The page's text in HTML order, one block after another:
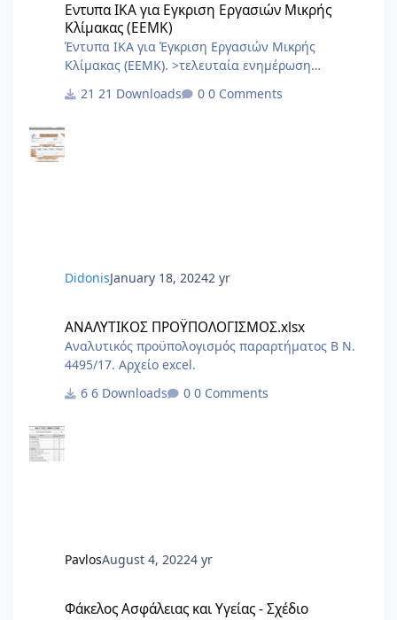
Εντυπα ΙΚΑ για Εγκριση Εργασιών Μικρής
Κλίμακας (ΕΕΜΚ)
Έντυπα ΙΚΑ για Έγκριση Εργασιών Μικρής
Κλίμακας (ΕΕΜΚ). >τελευταία ενημέρωση
2.3.Εξουσιοδότηση αίτησης – δήλωσης
21 Downloads 0 Comments
DidonisJanuary 18, 20242 yr
ΑΝΑΛΥΤΙΚΟΣ ΠΡΟΫΠΟΛΟΓΙΣΜΟΣ.xlsx
Αναλυτικός προϋπολογισμός παραρτήματος Β Ν.
4495/17. Αρχείο excel.
6 Downloads
0 Comments
PavlosAugust 4, 20224 yr
Φάκελος Ασφάλειας και Υγείας - Σχέδιο